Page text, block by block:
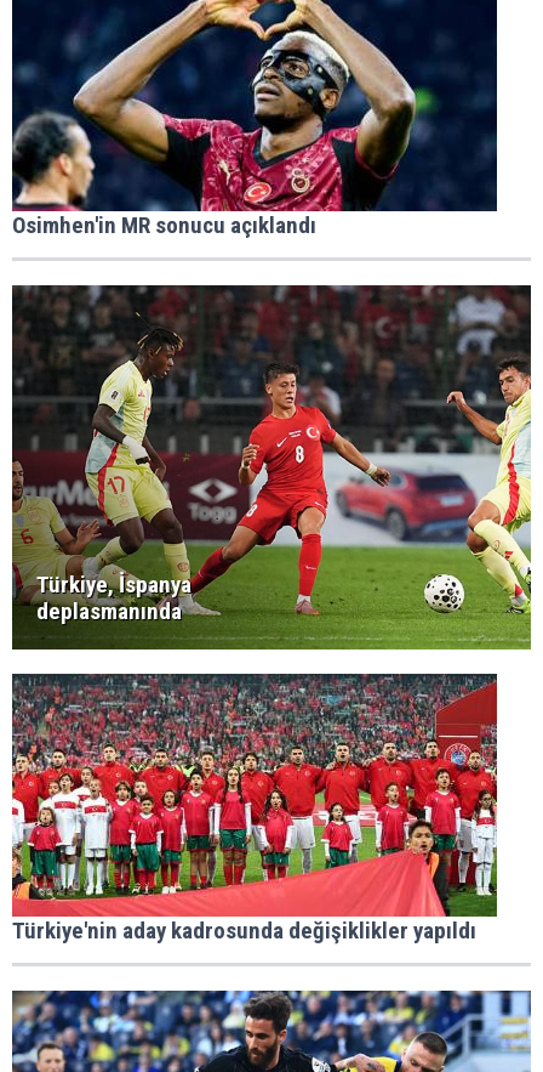
Osimhen'in MR sonucu açıklandı
Türkiye, İspanya
deplasmanında
Türkiye'nin aday kadrosunda değişiklikler yapıldı